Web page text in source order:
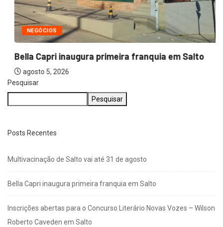
NEGÓCIOS
Bella Capri inaugura primeira franquia em Salto
agosto 5, 2026
Pesquisar
Pesquisar
Posts Recentes
Multivacinação de Salto vai até 31 de agosto
Bella Capri inaugura primeira franquia em Salto
Inscrições abertas para o Concurso Literário Novas Vozes – Wilson
Roberto Caveden em Salto